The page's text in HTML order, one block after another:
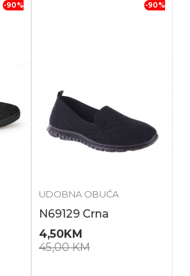
-90% -90%
UDOBNA OBUĆA
N69129 Crna
4,50KM
45,00KM